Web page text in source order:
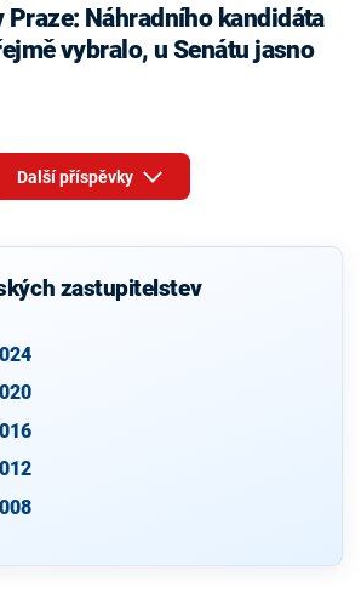
Praze: Náhradního kandidáta
vybralo, u Senátu jasno
Další příspěvky
zastupitelstev